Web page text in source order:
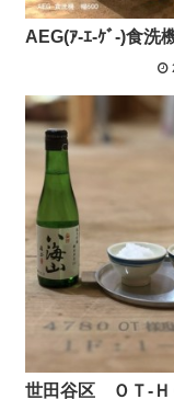
AEG(ｱ-ｴ-ｹﾞ-)食洗
世田谷区 ＯＴ-Ｈ